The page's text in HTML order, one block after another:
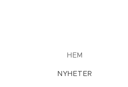
HEM
NYHETER